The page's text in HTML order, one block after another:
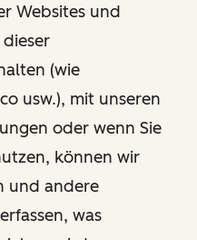
Websites und
(wie
usw.), mit unseren
oder wenn Sie
können wir
und andere
was